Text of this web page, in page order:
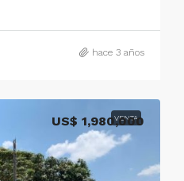
hace 3 años
VENTA
US$ 1,980,000